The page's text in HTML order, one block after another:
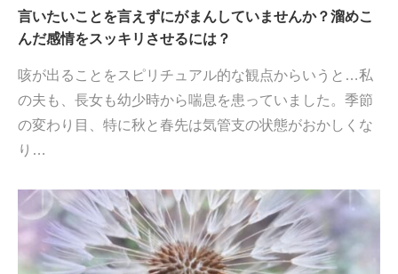
言いたいことを言えずにがまんしていませんか？溜めこ
んだ感情をスッキリさせるには？
咳が出ることをスピリチュアル的な観点からいうと…私
の夫も、長女も幼少時から喘息を患っていました。季節
の変わり目、特に秋と春先は気管支の状態がおかしくな
り…